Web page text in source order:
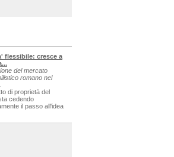
flessibile: cresce a
del mercato
romano nel
di proprietà del
cedendo
il passo all'idea